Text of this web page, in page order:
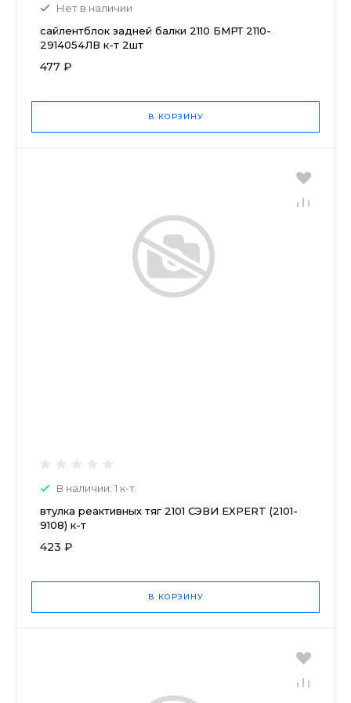
Нет в наличии
сайлентблок задней балки 2110 БМРТ 2110-
2914054ЛВ к-т 2шт
477 ₽
В КОРЗИНУ
В наличии: 1 к-т.
втулка реактивных тяг 2101 СЭВИ EXPERT (2101-
9108) к-т
423 ₽
В КОРЗИНУ